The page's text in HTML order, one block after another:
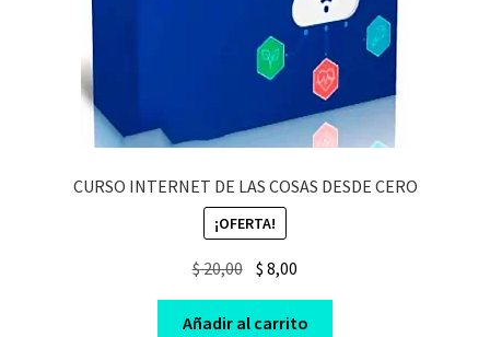
CURSO INTERNET DE LAS COSAS DESDE CERO
¡OFERTA!
$20,00 Original
was:
$ 8,00
is:
Añadir al carrito